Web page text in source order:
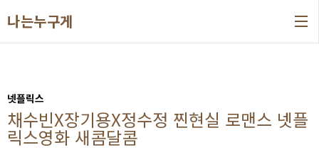
나는누구게
넷플릭스
채수빈X장기용X정수정 찐현실 로맨스 넷플
릭스영화 새콤달콤